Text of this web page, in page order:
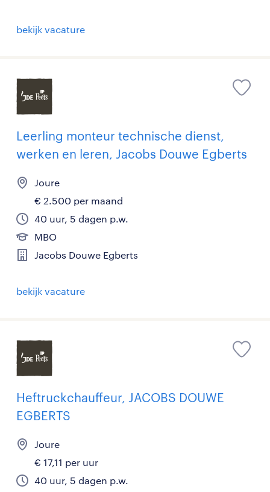
bekijk vacature
Leerling monteur technische dienst,
werken en leren, Jacobs Douwe Egberts
Joure
€ 2.500 per maand
40 uur, 5 dagen p.w.
MBO
Jacobs Douwe Egberts
bekijk vacature
Heftruckchauffeur, JACOBS DOUWE
EGBERTS
Joure
€ 17,11 per uur
40 uur, 5 dagen p.w.